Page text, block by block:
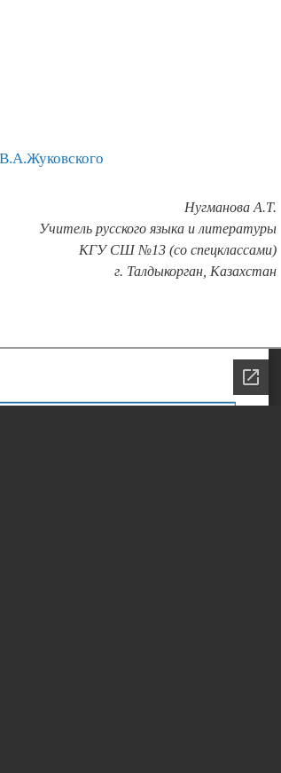
Нугманова А.Т.
Учитель русского языка и литературы
КГУ СШ №13 (со спецклассами)
г. Талдыкорган, Казахстан